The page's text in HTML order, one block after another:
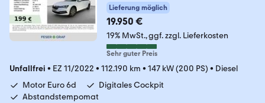
Lieferung möglich
19.950 €
19% MwSt. ggf. zzgl. Lieferkosten
Sehr guter Preis
Unfallfrei • EZ 11/2022 • 112.190 km • 147 kW (200 PS) • Diesel
Motor Euro 6d
Digitales Cockpit
Abstandstempomat